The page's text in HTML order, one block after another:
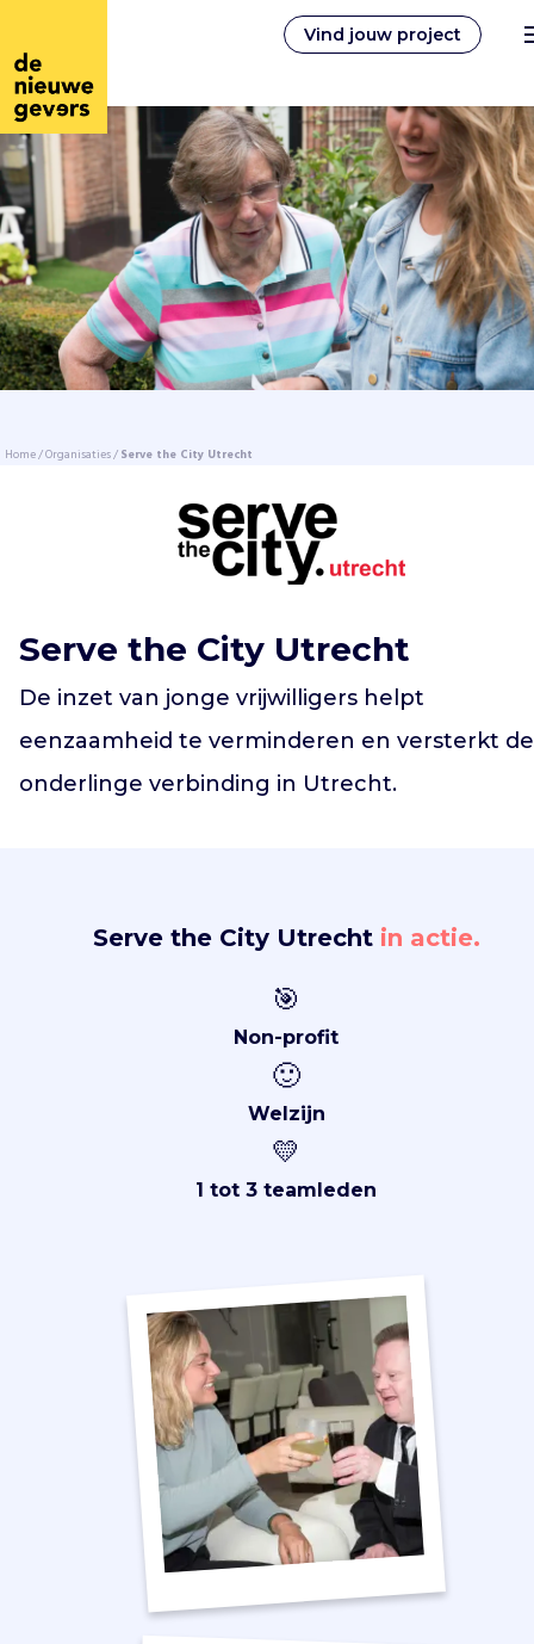
Vind jouw project
Nederlands
Vrijwilligerswerk
Vrijwilligers vinden
Over ons
Vind jouw project
Home/Organisaties/Serve the City Utrecht
Serve the City Utrecht
De inzet van jonge vrijwilligers helpt
eenzaamheid te verminderen en versterkt de
onderlinge verbinding in Utrecht.
Serve the City Utrechtin actie.
🎯
Non-profit
🙂
Welzijn
💛
1 tot 3 teamleden